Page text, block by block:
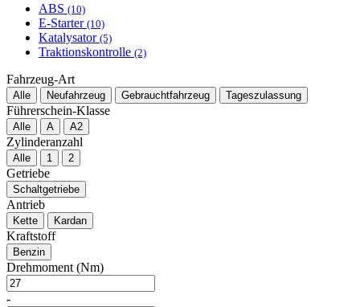
ABS (10)
E-Starter (10)
Katalysator (5)
Traktionskontrolle (2)
Fahrzeug-Art
Alle Neufahrzeug Gebrauchtfahrzeug Tageszulassung
Führerschein-Klasse
Alle A A2
Zylinderanzahl
Alle 1 2
Getriebe
Schaltgetriebe
Antrieb
Kette Kardan
Kraftstoff
Benzin
Drehmoment (Nm)
-